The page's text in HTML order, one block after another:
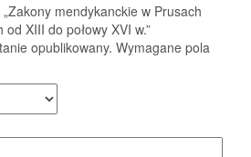
mendykanckie w Prusach
XIII do połowy XVI w.”
opublikowany. Wymagane pola